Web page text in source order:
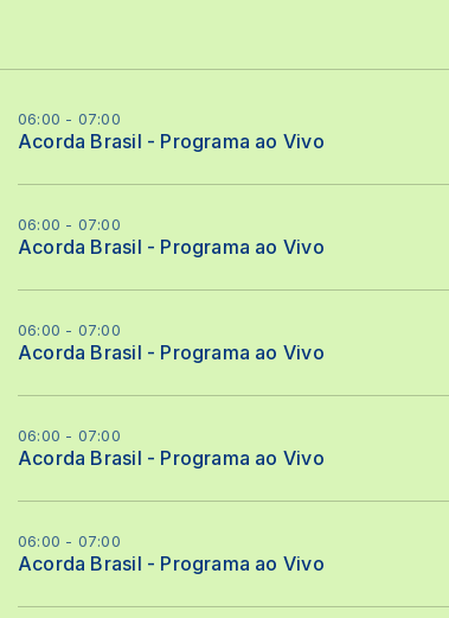
06:00 - 07:00
Acorda Brasil - Programa ao Vivo
06:00 - 07:00
Acorda Brasil - Programa ao Vivo
06:00 - 07:00
Acorda Brasil - Programa ao Vivo
06:00 - 07:00
Acorda Brasil - Programa ao Vivo
06:00 - 07:00
Acorda Brasil - Programa ao Vivo